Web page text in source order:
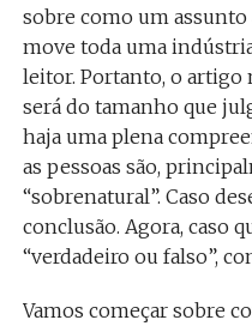
sobre como um
move toda uma
leitor. Portanto, o artigo
será do tamanho que
haja uma plena
as pessoas são,
“sobrenatural”. Caso
conclusão. Agora, caso
“verdadeiro ou falso”,
Vamos começar sobre